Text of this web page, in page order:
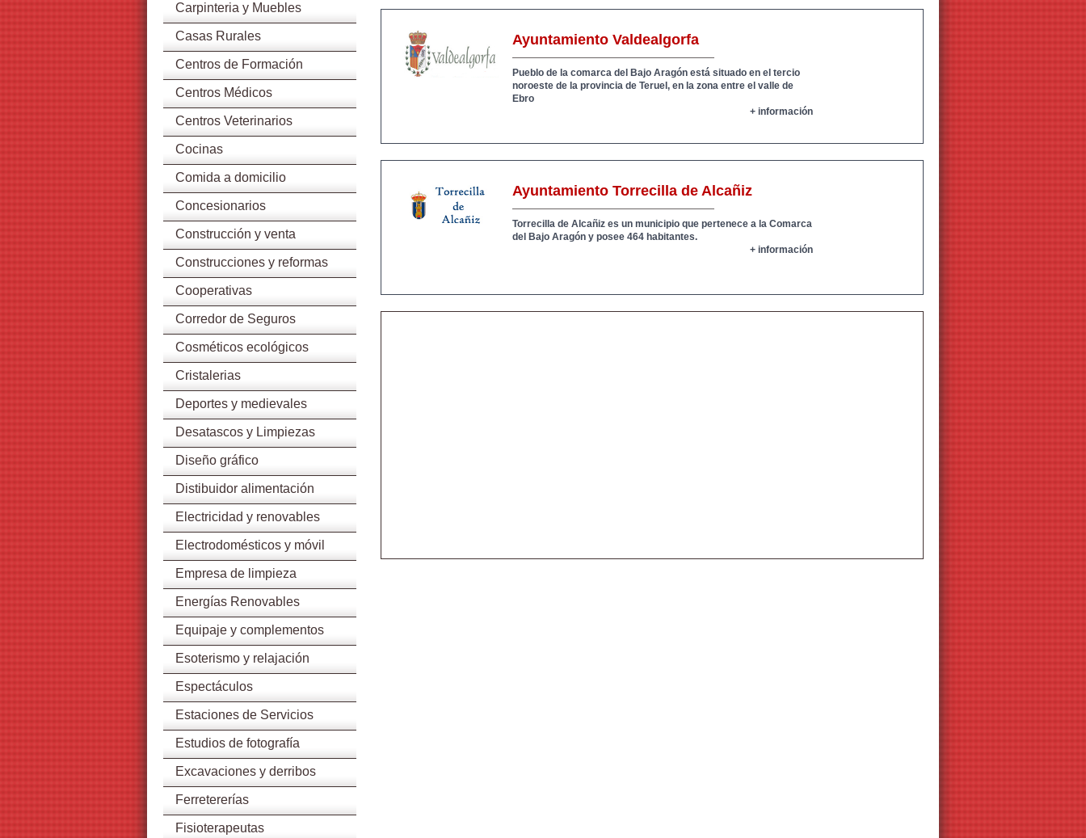
Carpinteria y Muebles
Casas Rurales
Centros de Formación
Centros Médicos
Centros Veterinarios
Cocinas
Comida a domicilio
Concesionarios
Construcción y venta
Construcciones y reformas
Cooperativas
Corredor de Seguros
Cosméticos ecológicos
Cristalerias
Deportes y medievales
Desatascos y Limpiezas
Diseño gráfico
Distibuidor alimentación
Electricidad y renovables
Electrodomésticos y móvil
Empresa de limpieza
Energías Renovables
Equipaje y complementos
Esoterismo y relajación
Espectáculos
Estaciones de Servicios
Estudios de fotografía
Excavaciones y derribos
Ferretererías
Fisioterapeutas
Ayuntamiento Valdealgorfa
Pueblo de la comarca del Bajo Aragón está situado en el tercio
noroeste de la provincia de Teruel, en la zona entre el valle de
Ebro
+ información
Ayuntamiento Torrecilla de Alcañiz
Torrecilla de Alcañiz es un municipio que pertenece a la Comarca
del Bajo Aragón y posee 464 habitantes.
+ información